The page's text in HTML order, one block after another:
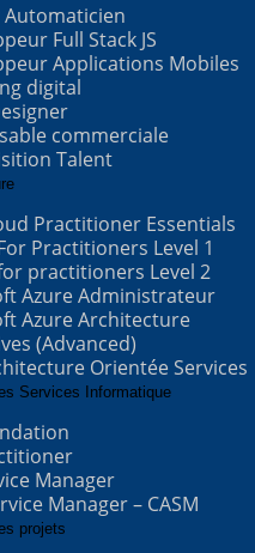
Full Stack JS
Applications Mobiles
digital
commerciale
Talent
Practitioner Essentials
Practitioners Level 1
practitioners Level 2
Azure Administrateur
Azure Architecture
(Advanced)
Orientée Services
Services Informatique
Manager
Manager – CASM
projets